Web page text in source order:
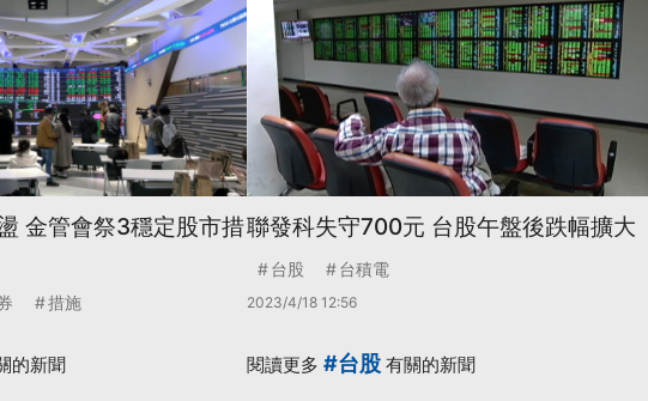
金管會祭3穩定股市措
措施
聯發科失守700元 台股午盤後跌幅擴大
台股 台積電
2023/4/18 12:56
的新聞 閱讀更多 #台股 有關的新聞